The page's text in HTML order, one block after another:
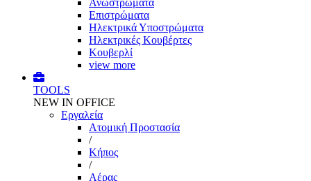
Ανωστρώματα
Επιστρώματα
Ηλεκτρικά Υποστρώματα
Ηλεκτρικές Κουβέρτες
Κουβερλί
view more
TOOLS
NEW IN OFFICE
Εργαλεία
Aτομική Προστασία
/
Kήπος
/
Αέρας